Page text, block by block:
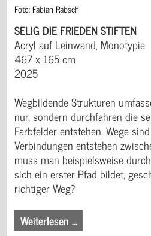
Foto: Fabian Rabsch
SELIG DIE FRIEDEN STIFTEN
Acryl auf Leinwand, Monotypie
467 x 165 cm
2025
Wegbildende Strukturen
nur, sondern durchfahren die
Farbfelder entstehen. Wege
Verbindungen entstehen
muss man beispielsweise
sich ein erster Pfad bildet,
richtiger Weg?
Weiterlesen …